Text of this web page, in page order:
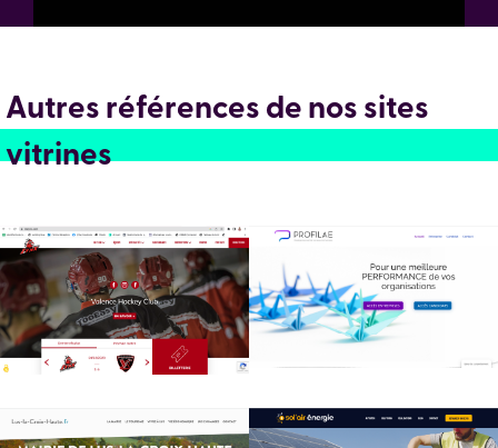
Autres références de nos sites
vitrines